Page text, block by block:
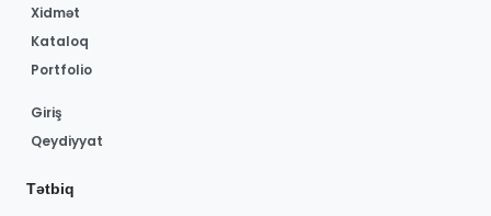
Xidmət
Kataloq
Portfolio
Giriş
Qeydiyyat
Tətbiq